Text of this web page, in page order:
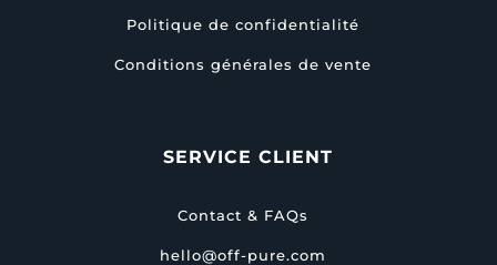
Politique de confidentialité
Conditions générales de vente
SERVICE CLIENT
Contact & FAQs
hello@off-pure.com